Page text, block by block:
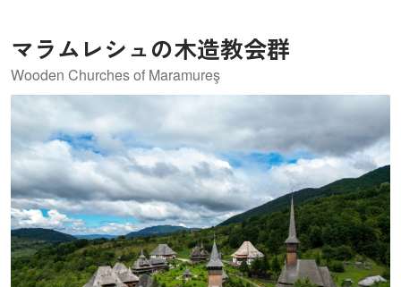
内部下層の壁面は、コンスタンティン・ブルンコヴァヌと
その妻、11人の子供達の奉納画で埋め尽くされており、エ
クソナルテクスの東壁には「最後の審判」が描かれていま
す。これらの内部装飾や外観はワラキア独自の文化とギリ
シャから伝わった様式の融合が見られます。
マラムレシュの木造教会群
Wooden Churches of Maramureş